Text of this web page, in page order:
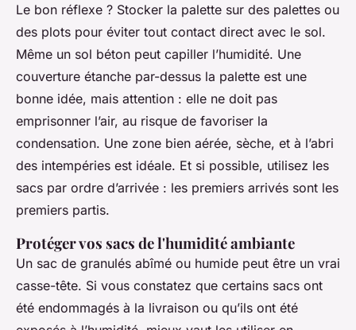
Le bon réflexe ? Stocker la palette sur des palettes ou
des plots pour éviter tout contact direct avec le sol.
Même un sol béton peut capiller l’humidité. Une
couverture étanche par-dessus la palette est une
bonne idée, mais attention : elle ne doit pas
emprisonner l’air, au risque de favoriser la
condensation. Une zone bien aérée, sèche, et à l’abri
des intempéries est idéale. Et si possible, utilisez les
sacs par ordre d’arrivée : les premiers arrivés sont les
premiers partis.
Protéger vos sacs de l'humidité ambiante
Un sac de granulés abîmé ou humide peut être un vrai
casse-tête. Si vous constatez que certains sacs ont
été endommagés à la livraison ou qu’ils ont été